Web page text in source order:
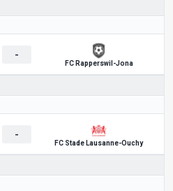
-
FC Rapperswil-Jona
-
FC Stade Lausanne-Ouchy